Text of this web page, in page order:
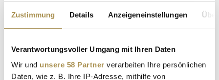
Zustimmung Details Anzeigeneinstellungen
Verantwortungsvoller Umgang mit Ihren Daten
Wir und unsere 58 Partner verarbeiten Ihre persönlichen
Daten, wie z. B. Ihre IP-Adresse, mithilfe von
Seiten suchen, die genau diese Wortgruppe enthalten:
UEFA Frauen-EM 2025 will den "Gipfel der
Emotionen" erklimmen